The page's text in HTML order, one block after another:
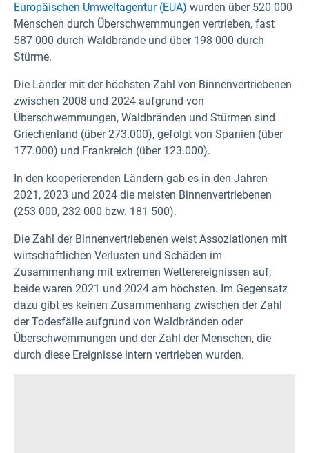
Europäischen Umweltagentur (EUA) wurden über 520 000
Menschen durch Überschwemmungen vertrieben, fast
587 000 durch Waldbrände und über 198 000 durch
Stürme.
Die Länder mit der höchsten Zahl von Binnenvertriebenen
zwischen 2008 und 2024 aufgrund von
Überschwemmungen, Waldbränden und Stürmen sind
Griechenland (über 273.000), gefolgt von Spanien (über
177.000) und Frankreich (über 123.000).
In den kooperierenden Ländern gab es in den Jahren
2021, 2023 und 2024 die meisten Binnenvertriebenen
(253 000, 232 000 bzw. 181 500).
Die Zahl der Binnenvertriebenen weist Assoziationen mit
wirtschaftlichen Verlusten und Schäden im
Zusammenhang mit extremen Wetterereignissen auf;
beide waren 2021 und 2024 am höchsten. Im Gegensatz
dazu gibt es keinen Zusammenhang zwischen der Zahl
der Todesfälle aufgrund von Waldbränden oder
Überschwemmungen und der Zahl der Menschen, die
durch diese Ereignisse intern vertrieben wurden.